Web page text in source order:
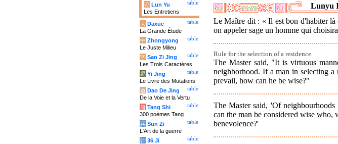
Lunyu
Le Maître dit : « Il est bon d'habiter là
on appeler sage un homme qui
Rule for the selection of a residence.
The Master said, "It is virtuous
neighborhood. If a man in selecting
prevail, how can he be wise?"
The Master said, 'Of
can the man be considered wise who,
benevolence?'
table
论 Lun Yu
Les Entretiens
table
大 Daxue
La Grande Étude
table
中 Zhongyong
Le Juste Milieu
table
字 San Zi Jing
Les Trois Caractères
table
易 Yi Jing
Le Livre des Mutations
table
道 Dao De Jing
De la Voie et la Vertu
table
唐 Tang Shi
300 poèmes Tang
table
兵 Sun Zi
L'Art de la guerre
table
计 36 Ji